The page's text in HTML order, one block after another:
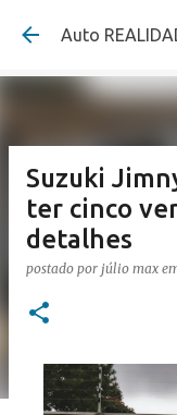
Pular
Auto
Suzuki
ter cinco
detalhes
postado por júlio max